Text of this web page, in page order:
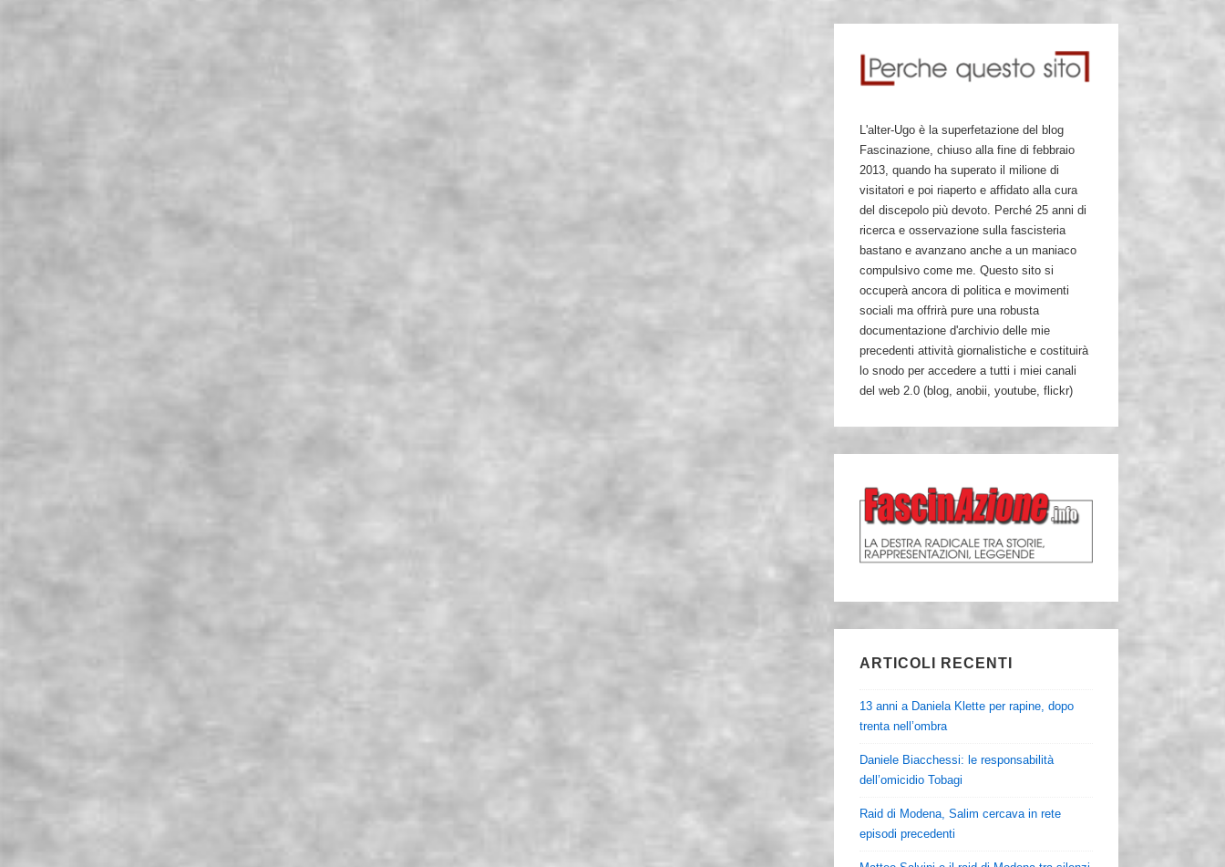
L'alter-Ugo è la superfetazione del blog
Fascinazione, chiuso alla fine di febbraio
2013, quando ha superato il milione di
visitatori e poi riaperto e affidato alla cura
del discepolo più devoto. Perché 25 anni di
ricerca e osservazione sulla fascisteria
bastano e avanzano anche a un maniaco
compulsivo come me. Questo sito si
occuperà ancora di politica e movimenti
sociali ma offrirà pure una robusta
documentazione d'archivio delle mie
precedenti attività giornalistiche e costituirà
lo snodo per accedere a tutti i miei canali
del web 2.0 (blog, anobii, youtube, flickr)
ARTICOLI RECENTI
13 anni a Daniela Klette per rapine, dopo
trenta nell’ombra
Daniele Biacchessi: le responsabilità
dell’omicidio Tobagi
Raid di Modena, Salim cercava in rete
episodi precedenti